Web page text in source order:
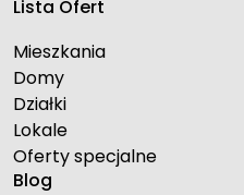
Lista Ofert
Mieszkania
Domy
Działki
Lokale
Oferty specjalne
Blog